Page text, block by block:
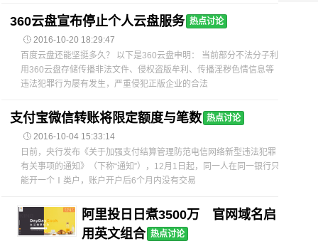
360云盘宣布停止个人云盘服务 热点讨论
 2016-10-20 18:29:47
百度云盘还能坚挺多久？ 以下是360云盘申明： 当前部分不法分子利
用360云盘存储传播非法文件、侵权盗版牟利、传播淫秽色情信息等
违法犯罪行为屡有发生，严重侵犯正版企业的合法
支付宝微信转账将限定额度与笔数 热点讨论
 2016-10-04 15:33:14
日前，央行发布《关于加强支付结算管理防范电信网络新型违法犯罪
有关事项的通知》（下称“通知”），12月1日起，同一人在同一银行只
能开一个Ⅰ类户，账户开户后6个月内没有交易
阿里投日日煮3500万 官网域名启
用英文组合 热点讨论